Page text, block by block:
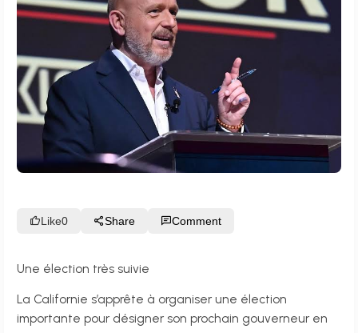
Like0 Share Comment
Une élection très suivie
La Californie s’apprête à organiser une élection
importante pour désigner son prochain gouverneur en